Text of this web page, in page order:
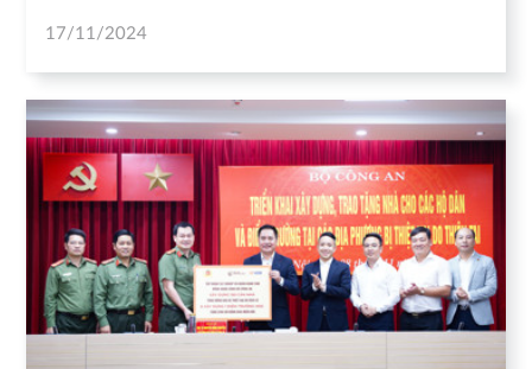
17/11/2024